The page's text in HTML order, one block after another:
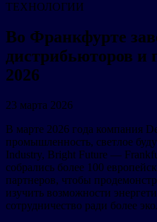
ТЕХНОЛОГИИ
Во Франкфурте
дистрибьюторов и
2026
23 марта 2026
В марте 2026 года компания
промышленность, светлое
Industry, Bright Future —
собрались более 100
партнеров, чтобы
изучить возможности
сотрудничество ради более